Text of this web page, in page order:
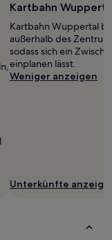
Kartbahn
Kartbahn Wuppertal
außerhalb des
sodass sich ein
einplanen lässt.
Weniger anzeigen
Unterkünfte